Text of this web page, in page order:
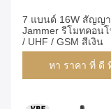
7 แบนด์ 16W สัญญ
Jammer รีโมทคอน
/ UHF / GSM สีเงิน
หา ราคา ที่ ดี